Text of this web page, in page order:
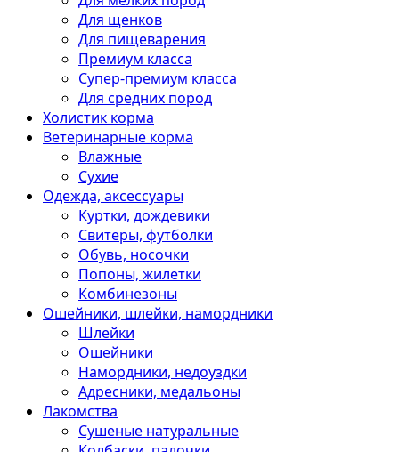
Для щенков
Для пищеварения
Премиум класса
Супер-премиум класса
Для средних пород
Холистик корма
Ветеринарные корма
Влажные
Сухие
Одежда, аксессуары
Куртки, дождевики
Свитеры, футболки
Обувь, носочки
Попоны, жилетки
Комбинезоны
Ошейники, шлейки, намордники
Шлейки
Ошейники
Намордники, недоуздки
Адресники, медальоны
Лакомства
Сушеные натуральные